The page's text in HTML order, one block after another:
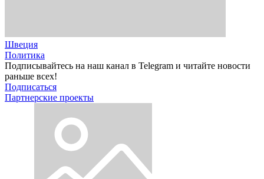
Швеция
Политика
Подписывайтесь на наш канал в Telegram и читайте новости
раньше всех!
Подписаться
Партнерские проекты